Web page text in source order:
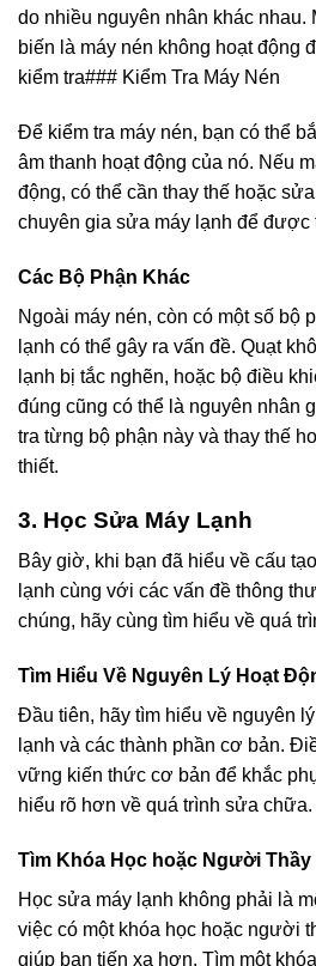
do nhiều nguyên nhân khác nhau.
biến là máy nén không hoạt động
kiểm tra### Kiểm Tra Máy Nén
Để kiểm tra máy nén, bạn có thể
âm thanh hoạt động của nó. Nếu
động, có thể cần thay thế hoặc
chuyên gia sửa máy lạnh để được
Các Bộ Phận Khác
Ngoài máy nén, còn có một số bộ
lạnh có thể gây ra vấn đề. Quạt
lạnh bị tắc nghẽn, hoặc bộ điều
đúng cũng có thể là nguyên nhân
tra từng bộ phận này và thay thế
thiết.
3. Học Sửa Máy Lạnh
Bây giờ, khi bạn đã hiểu về cấu
lạnh cùng với các vấn đề thông
chúng, hãy cùng tìm hiểu về quá
Tìm Hiểu Về Nguyên Lý Hoạt
Đầu tiên, hãy tìm hiểu về nguyên
lạnh và các thành phần cơ bản.
vững kiến thức cơ bản để khắc
hiểu rõ hơn về quá trình sửa chữa.
Tìm Khóa Học hoặc Người Thầy
Học sửa máy lạnh không phải là
việc có một khóa học hoặc người
giúp bạn tiến xa hơn. Tìm một